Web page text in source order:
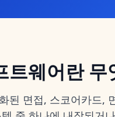
트웨어란 무
된 면접, 스코어카드,